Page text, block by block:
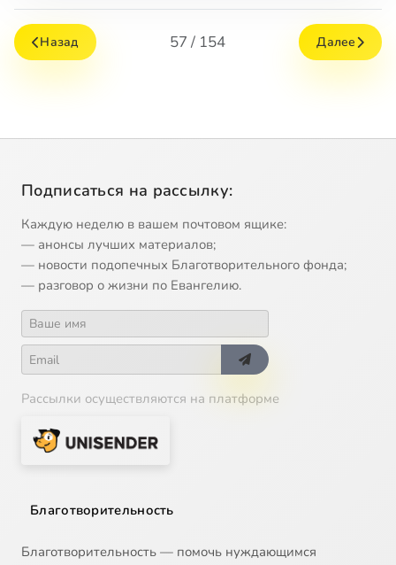
Назад 57 / 154 Далее
Подписаться на рассылку:
Каждую неделю в вашем почтовом ящике:
— анонсы лучших материалов;
— новости подопечных Благотворительного фонда;
— разговор о жизни по Евангелию.
Рассылки осуществляются на платформе
Благотворительность
Благотворительность — помочь нуждающимся